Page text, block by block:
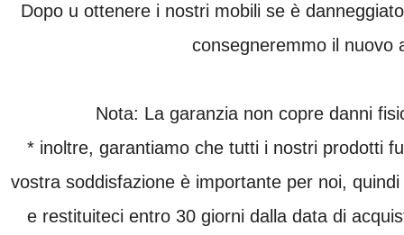
Dopo u ottenere i nostri mobili se è
consegneremmo il
Nota: La garanzia non copre danni
* inoltre, garantiamo che tutti i nostri prodotti
vostra soddisfazione è importante per noi,
e restituiteci entro 30 giorni dalla data di